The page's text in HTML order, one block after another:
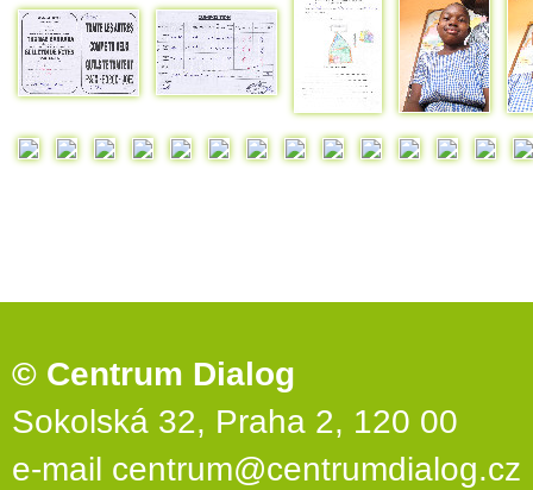
© Centrum Dialog
Sokolská 32, Praha 2, 120 00
e-mail centrum@centrumdialog.cz